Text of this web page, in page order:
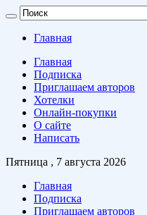
Главная
Главная
Подписка
Приглашаем авторов
Хотелки
Онлайн-покупки
О сайте
Написать
Пятница , 7 августа 2026
Главная
Подписка
Приглашаем авторов